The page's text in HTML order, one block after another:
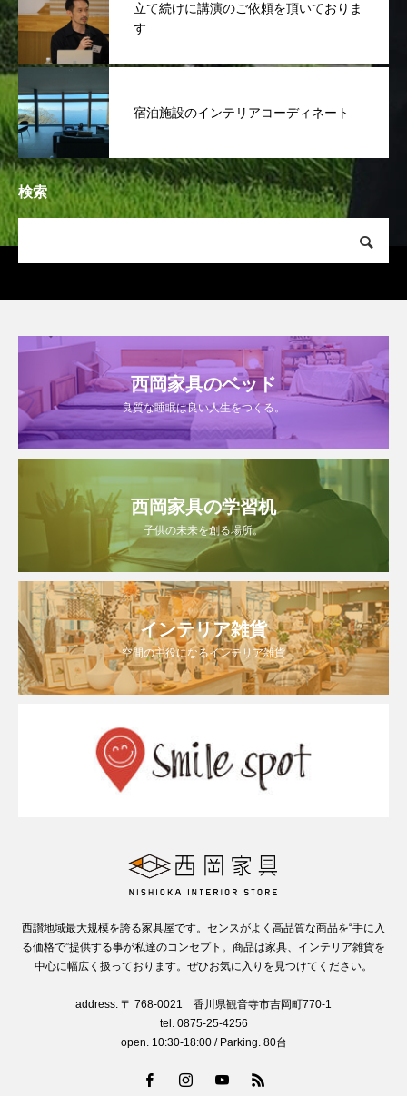
立て続けに講演のご依頼を頂いておりま
す
宿泊施設のインテリアコーディネート
検索
西岡家具のベッド
良質な睡眠は良い人生をつくる。
西岡家具の学習机
子供の未来を創る場所。
インテリア雑貨
空間の主役になるインテリア雑貨
西讃地域最大規模を誇る家具屋です。センスがよく高品質な商品を“手に入
る価格で”提供する事が私達のコンセプト。商品は家具、インテリア雑貨を
中心に幅広く扱っております。ぜひお気に入りを見つけてください。
address. 〒 768-0021 香川県観音寺市吉岡町770-1
tel. 0875-25-4256
open. 10:30-18:00 / Parking. 80台